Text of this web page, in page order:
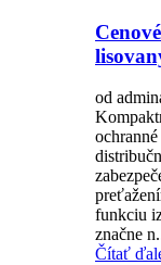
od
funkciu
značne
Čítať